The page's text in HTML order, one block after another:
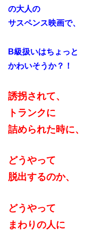
の大人の
サスペンス映画で、
B級扱いはちょっと
かわいそうか？！
誘拐されて、
トランクに
詰められた時に、
どうやって
脱出するのか、
どうやって
まわりの人に